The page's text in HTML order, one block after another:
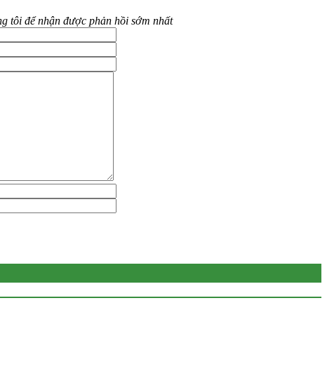
tôi để nhận được phản hồi sớm nhất